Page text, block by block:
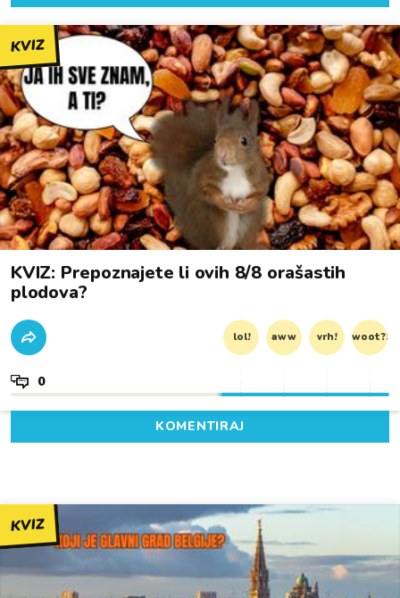
KVIZ
KVIZ: Prepoznajete li ovih 8/8 orašastih
plodova?
lol! aww vrh! woot?!
0
KOMENTIRAJ
KVIZ